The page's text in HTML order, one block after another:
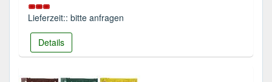
Lieferzeit:: bitte anfragen
Details